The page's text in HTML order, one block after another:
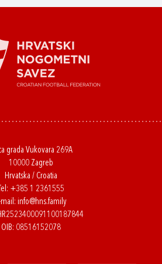
grada Vukovara 269A
10000 Zagreb
Hrvatska / Croatia
+385 1 2361555
mail: info@hns.family
OIB: 08516152078